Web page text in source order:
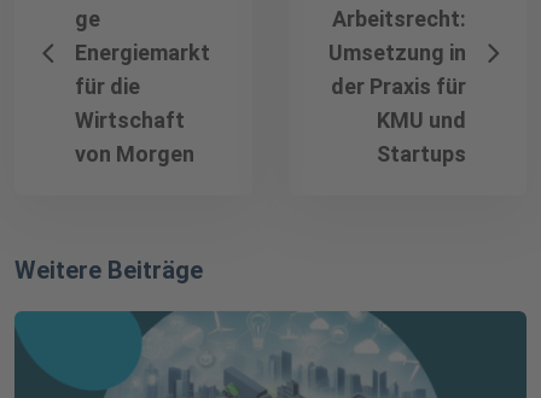
ge
Energiemarkt
für die
Wirtschaft
von Morgen
Arbeitsrecht:
Umsetzung in
der Praxis für
KMU und
Startups
Weitere Beiträge